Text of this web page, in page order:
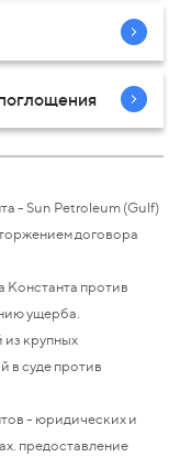
- Sun Petroleum (Gulf)
договора
Константа против
ущерба.
крупных
в суде против
- юридических и
предоставление